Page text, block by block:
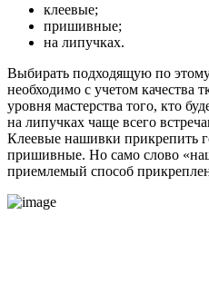
клеевые;
пришивные;
на липучках.
Выбирать подходящую по
необходимо с учетом качества
уровня мастерства того, кто
на липучках чаще всего
Клеевые нашивки прикрепить
пришивные. Но само слово
приемлемый способ